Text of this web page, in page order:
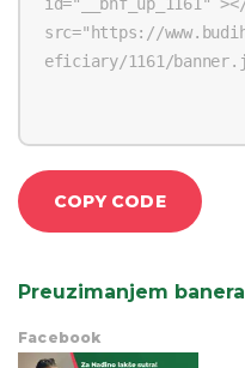
COPY CODE
Preuzimanjem banera
Facebook